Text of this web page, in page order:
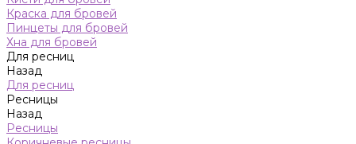
Краска для бровей
Пинцеты для бровей
Хна для бровей
Для ресниц
Назад
Для ресниц
Ресницы
Назад
Ресницы